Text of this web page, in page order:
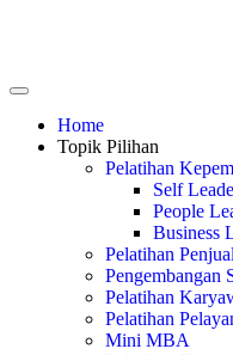
Home
Topik Pilihan
Pelatihan
Self
People
Business
Pelatihan
Pengembangan
Pelatihan
Pelatihan
Mini MBA